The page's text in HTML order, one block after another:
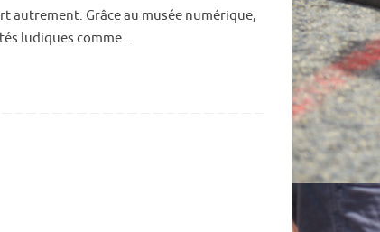
autrement. Grâce au musée numérique,
ludiques comme…